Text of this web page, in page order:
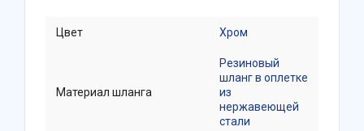
Цвет Хром
Материал шланга
Резиновый
шланг в оплетке
из
нержавеющей
стали